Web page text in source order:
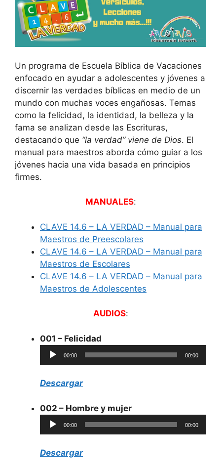
Un programa de Escuela Bíblica de Vacaciones
enfocado en ayudar a adolescentes y jóvenes a
discernir las verdades bíblicas en medio de un
mundo con muchas voces engañosas. Temas
como la felicidad, la identidad, la belleza y la
fama se analizan desde las Escrituras,
destacando que “la verdad” viene de Dios. El
manual para maestros aborda cómo guiar a los
jóvenes hacia una vida basada en principios
firmes.
MANUALES:
CLAVE 14.6 – LA VERDAD – Manual para
Maestros de Preescolares
CLAVE 14.6 – LA VERDAD – Manual para
Maestros de Escolares
CLAVE 14.6 – LA VERDAD – Manual para
Maestros de Adolescentes
AUDIOS:
001 – Felicidad
Reproductor
de
00:00 00:00
Descargar
002 – Hombre y mujer
Reproductor
de
00:00 00:00
Descargar